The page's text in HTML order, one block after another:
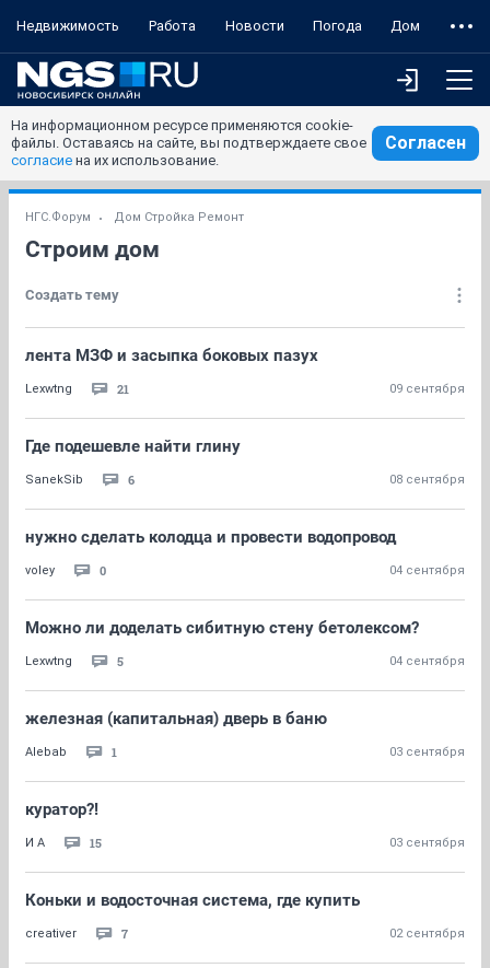
Недвижимость Работа Новости Погода Дом
На информационном ресурсе применяются cookie-
файлы. Оставаясь на сайте, вы подтверждаете свое
согласие на их использование.
Согласен
НГС.Форум Дом Стройка Ремонт
Строим дом
Создать тему
лента МЗФ и засыпка боковых пазух
Lexwtng 21 09 сентября
Где подешевле найти глину
SanekSib 6 08 сентября
нужно сделать колодца и провести водопровод
voley 0 04 сентября
Можно ли доделать сибитную стену бетолексом?
Lexwtng 5 04 сентября
железная (капитальная) дверь в баню
Alebab 1 03 сентября
куратор?!
И А 15 03 сентября
Коньки и водосточная система, где купить
creativer 7 02 сентября